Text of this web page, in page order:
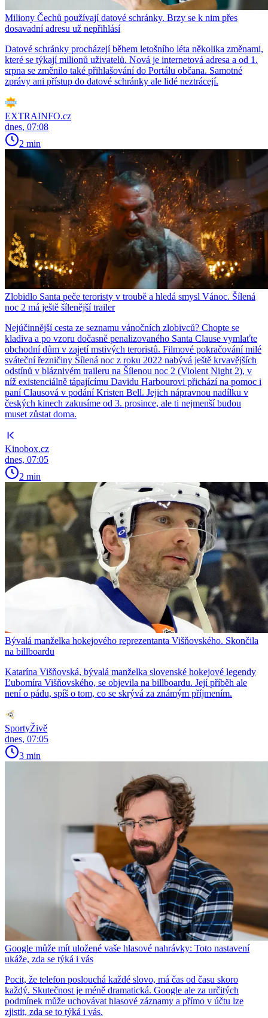
Miliony Čechů používají datové schránky. Brzy se k nim přes
dosavadní adresu už nepřihlásí
Datové schránky procházejí během letošního léta několika změnami,
které se týkají milionů uživatelů. Nová je internetová adresa a od 1.
srpna se změnilo také přihlašování do Portálu občana. Samotné
zprávy ani přístup do datové schránky ale lidé neztrácejí.
EXTRAINFO.cz
dnes, 07:08
2 min
Zlobidlo Santa peče teroristy v troubě a hledá smysl Vánoc. Šílená
noc 2 má ještě šílenější trailer
Nejúčinnější cesta ze seznamu vánočních zlobivců? Chopte se
kladiva a po vzoru dočasně penalizovaného Santa Clause vymlaťte
obchodní dům v zajetí mstivých teroristů. Filmové pokračování milé
sváteční řezničiny Šílená noc z roku 2022 nabývá ještě krvavějších
odstínů v bláznivém traileru na Šílenou noc 2 (Violent Night 2), v
níž existenciálně tápajícímu Davidu Harbourovi přichází na pomoc i
paní Clausová v podání Kristen Bell. Jejich nápravnou nadílku v
českých kinech zakusíme od 3. prosince, ale ti nejmenší budou
muset zůstat doma.
Kinobox.cz
dnes, 07:05
2 min
Bývalá manželka hokejového reprezentanta Višňovského. Skončila
na billboardu
Katarína Višňovská, bývalá manželka slovenské hokejové legendy
Ľubomíra Višňovského, se objevila na billboardu. Její příběh ale
není o pádu, spíš o tom, co se skrývá za známým příjmením.
SportyŽivě
dnes, 07:05
3 min
Google může mít uložené vaše hlasové nahrávky: Toto nastavení
ukáže, zda se týká i vás
Pocit, že telefon poslouchá každé slovo, má čas od času skoro
každý. Skutečnost je méně dramatická. Google ale za určitých
podmínek může uchovávat hlasové záznamy a přímo v účtu lze
zjistit, zda se to týká i vás.